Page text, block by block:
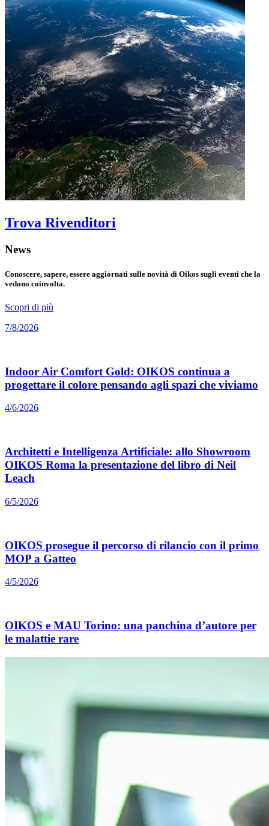
Trova Rivenditori
News
Conoscere, sapere, essere aggiornati sulle novità di Oikos sugli eventi che la
vedono coinvolta.
Scopri di più
7/8/2026
Indoor Air Comfort Gold: OIKOS continua a
progettare il colore pensando agli spazi che viviamo
4/6/2026
Architetti e Intelligenza Artificiale: allo Showroom
OIKOS Roma la presentazione del libro di Neil
Leach
6/5/2026
OIKOS prosegue il percorso di rilancio con il primo
MOP a Gatteo
4/5/2026
OIKOS e MAU Torino: una panchina d’autore per
le malattie rare